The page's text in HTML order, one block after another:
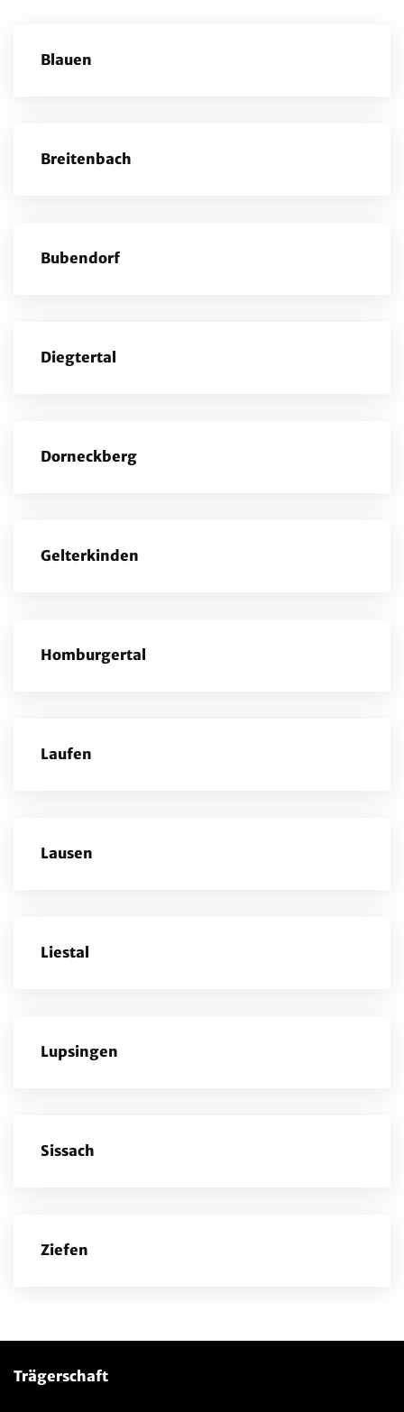
Blauen
Breitenbach
Bubendorf
Diegtertal
Dorneckberg
Gelterkinden
Homburgertal
Laufen
Lausen
Liestal
Lupsingen
Sissach
Ziefen
Trägerschaft